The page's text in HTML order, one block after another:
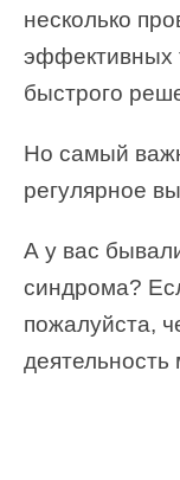
несколько
эффективных
быстрого
Но самый
регулярное
А у вас
синдрома?
пожалуйста,
деятельность